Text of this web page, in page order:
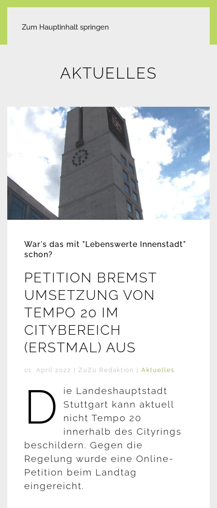
Zum Hauptinhalt springen
AKTUELLES
War's das mit "Lebenswerte Innenstadt"
schon?
PETITION BREMST
UMSETZUNG VON
TEMPO 20 IM
CITYBEREICH
(ERSTMAL) AUS
01. April 2022 | ZuZu Redaktion | Aktuelles
D
ie Landeshauptstadt
Stuttgart kann aktuell
nicht Tempo 20
innerhalb des Cityrings
beschildern. Gegen die
Regelung wurde eine Online-
Petition beim Landtag
eingereicht.